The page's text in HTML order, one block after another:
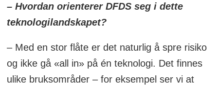
– Hvordan orienterer DFDS seg i dette
teknologilandskapet?
– Med en stor flåte er det naturlig å spre risiko
og ikke gå «all in» på én teknologi. Det finnes
ulike bruksområder – for eksempel ser vi at